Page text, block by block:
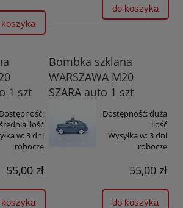
koszyka
do koszyka
1 szt
Dostępność:
średnia ilość
w: 3 dni
robocze
55,00 zł
koszyka
Bombka szklana
WARSZAWA M20
SZARA auto 1 szt
Dostępność:duża
ilość
Wysyłka w: 3 dni
robocze
55,00 zł
do koszyka